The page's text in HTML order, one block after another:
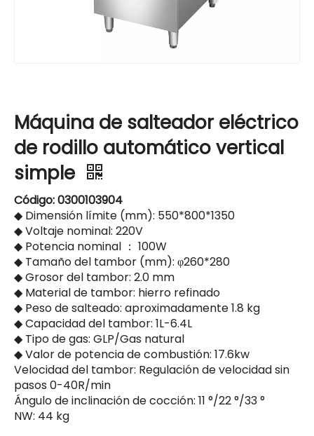
Máquina de salteador eléctrico
de rodillo automático vertical
simple
Código: 0300103904
◆ Dimensión límite (mm): 550*800*1350
◆ Voltaje nominal: 220V
◆ Potencia nominal ： 100W
◆ Tamaño del tambor (mm): φ260*280
◆ Grosor del tambor: 2.0 mm
◆ Material de tambor: hierro refinado
◆ Peso de salteado: aproximadamente 1.8 kg
◆ Capacidad del tambor: 1L-6.4L
◆ Tipo de gas: GLP/Gas natural
◆ Valor de potencia de combustión: 17.6kw
Velocidad del tambor: Regulación de velocidad sin
pasos 0-40R/min
Ángulo de inclinación de cocción: 11 °/22 °/33 °
NW: 44 kg